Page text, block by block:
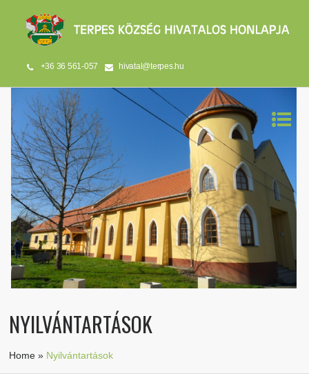
+36 36 561-057 hivatal@terpes.hu
NYILVÁNTARTÁSOK
Home » Nyilvántartások